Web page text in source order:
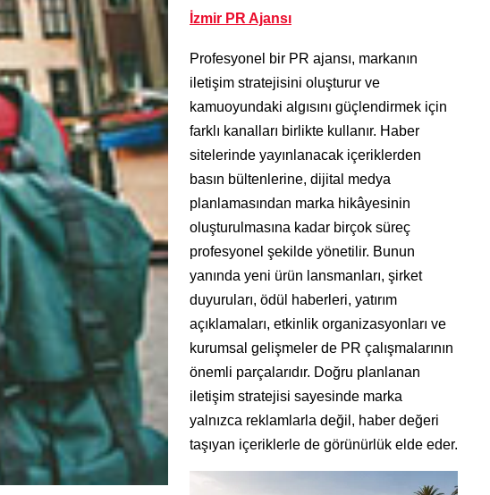
İzmir PR Ajansı
Profesyonel bir PR ajansı, markanın
iletişim stratejisini oluşturur ve
kamuoyundaki algısını güçlendirmek için
farklı kanalları birlikte kullanır. Haber
sitelerinde yayınlanacak içeriklerden
basın bültenlerine, dijital medya
planlamasından marka hikâyesinin
oluşturulmasına kadar birçok süreç
profesyonel şekilde yönetilir. Bunun
yanında yeni ürün lansmanları, şirket
duyuruları, ödül haberleri, yatırım
açıklamaları, etkinlik organizasyonları ve
kurumsal gelişmeler de PR çalışmalarının
önemli parçalarıdır. Doğru planlanan
iletişim stratejisi sayesinde marka
yalnızca reklamlarla değil, haber değeri
taşıyan içeriklerle de görünürlük elde eder.